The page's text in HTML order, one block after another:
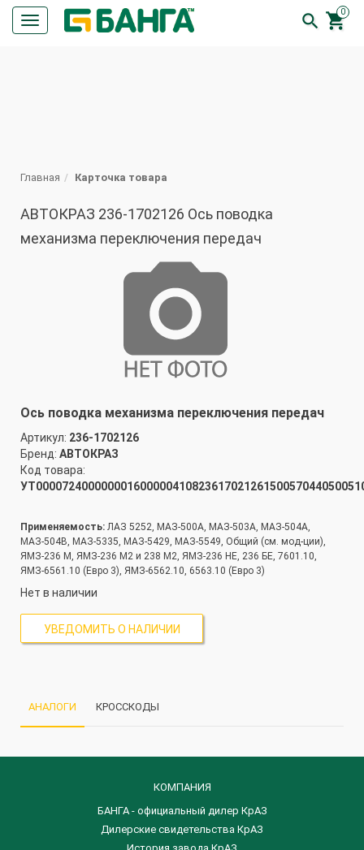
Кнопка
меню
0


Главная Карточка товара
АВТОКРАЗ 236-1702126 Ось поводка
механизма переключения передач
Ось поводка механизма переключения передач
Артикул: 236-1702126
Бренд: АВТОКРАЗ
Код товара:
Применяемость: ЛАЗ 5252, МАЗ-500А, МАЗ-503А, МАЗ-504А,
МАЗ-504В, МАЗ-5335, МАЗ-5429, МАЗ-5549, Общий (см. мод-ции),
ЯМЗ-236 М, ЯМЗ-236 М2 и 238 М2, ЯМЗ-236 НЕ, 236 БЕ, 7601.10,
ЯМЗ-6561.10 (Евро 3), ЯМЗ-6562.10, 6563.10 (Евро 3)
Нет в наличии
УВЕДОМИТЬ О НАЛИЧИИ
АНАЛОГИ КРОССКОДЫ
КОМПАНИЯ
БАНГА - официальный дилер КрАЗ
Дилерские свидетельства КрАЗ